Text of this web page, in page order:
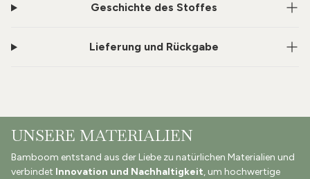
Geschichte des Stoffes
Lieferung und Rückgabe
UNSERE MATERIALIEN
Bamboom entstand aus der Liebe zu natürlichen Materialien und
verbindet Innovation und Nachhaltigkeit, um hochwertige